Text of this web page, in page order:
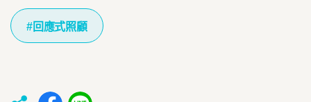
#回應式照顧